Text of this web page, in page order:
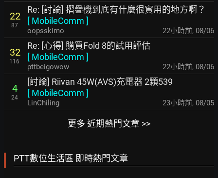
22
87
Re: [討論] 摺疊機到底有什麼很實用的地方啊？
[ MobileComm ]
oopsskimo 22小時前, 08/06
32
116
Re: [心得] 購買Fold 8的試用評估
[ MobileComm ]
pttbeigowow 22小時前, 08/06
4
24
[討論] Riivan 45W(AVS)充電器 2顆539
[ MobileComm ]
LinChiling 23小時前, 08/05
更多 近期熱門文章 >>
PTT數位生活區 即時熱門文章